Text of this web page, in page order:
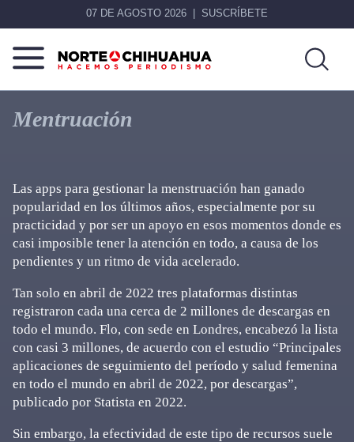
07 DE AGOSTO 2026 SUSCRÍBETE
Norte
De
Chihuahua
Más
que
noticias,
Mentruación
Las apps para gestionar la menstruación han ganado
popularidad en los últimos años, especialmente por su
practicidad y por ser un apoyo en esos momentos donde es
casi imposible tener la atención en todo, a causa de los
pendientes y un ritmo de vida acelerado.
Tan solo en abril de 2022 tres plataformas distintas
registraron cada una cerca de 2 millones de descargas en
todo el mundo. Flo, con sede en Londres, encabezó la lista
con casi 3 millones, de acuerdo con el estudio “Principales
aplicaciones de seguimiento del período y salud femenina
en todo el mundo en abril de 2022, por descargas”,
publicado por Statista en 2022.
Sin embargo, la efectividad de este tipo de recursos suele